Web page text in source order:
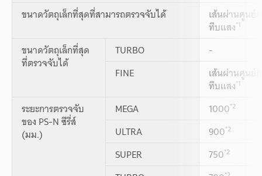
ขนาดวัตถุเล็กที่สุดที่สามารถตรวจจับได้
เส้นผ่านศูนย์
ทึบแสง*1
ขนาดวัตถุเล็กที่สุด
ที่ตรวจจับได้
TURBO
-
FINE
เส้นผ่านศูนย์
ทึบแสง*1
ระยะการตรวจจับ
ของ PS-N ซีรี่ส์
(มม.)
MEGA 1000*2
ULTRA 900*2
SUPER 750*2